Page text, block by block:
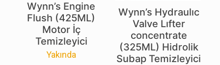
Wynn’s Engine
Flush (425ML)
Motor İç
Temizleyici
Yakında
Wynn’s Hydraulıc
Valve Lıfter
concentrate
(325ML) Hidrolik
Subap Temizleyici